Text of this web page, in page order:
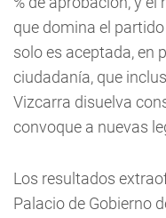
que domina el
solo es aceptada, en
ciudadanía, que
Vizcarra disuelva
convoque a nuevas
Los resultados
Palacio de Gobierno